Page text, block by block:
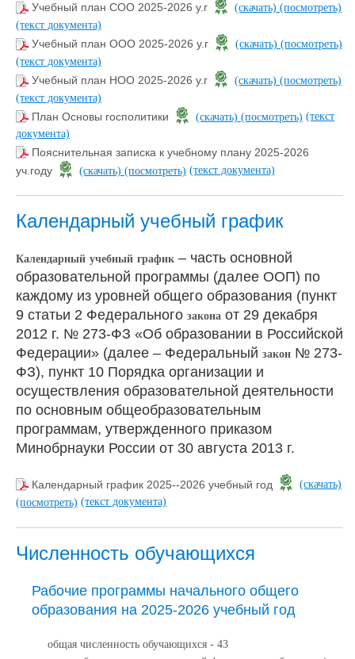
Учебный план СОО 2025-2026 у.г (скачать) (посмотреть)
(текст документа)
Учебный план ООО 2025-2026 у.г (скачать) (посмотреть)
(текст документа)
Учебный план НОО 2025-2026 у.г (скачать) (посмотреть)
(текст документа)
План Основы госполитики (скачать) (посмотреть) (текст
документа)
Пояснительная записка к учебному плану 2025-2026
уч.году
(скачать) (посмотреть) (текст документа)
Календарный учебный график
Календарный учебный график – часть основной
образовательной программы (далее ООП) по
каждому из уровней общего образования (пункт
9 статьи 2 Федерального закона от 29 декабря
2012 г. № 273-ФЗ «Об образовании в Российской
Федерации» (далее – Федеральный закон № 273-
ФЗ), пункт 10 Порядка организации и
осуществления образовательной деятельности
по основным общеобразовательным
программам, утвержденного приказом
Минобрнауки России от 30 августа 2013 г.
Календарный график 2025--2026 учебный год
(скачать)
(посмотреть) (текст документа)
Численность обучающихся
Рабочие программы начального общего
образования на 2025-2026 учебный год
общая численность обучающихся - 43